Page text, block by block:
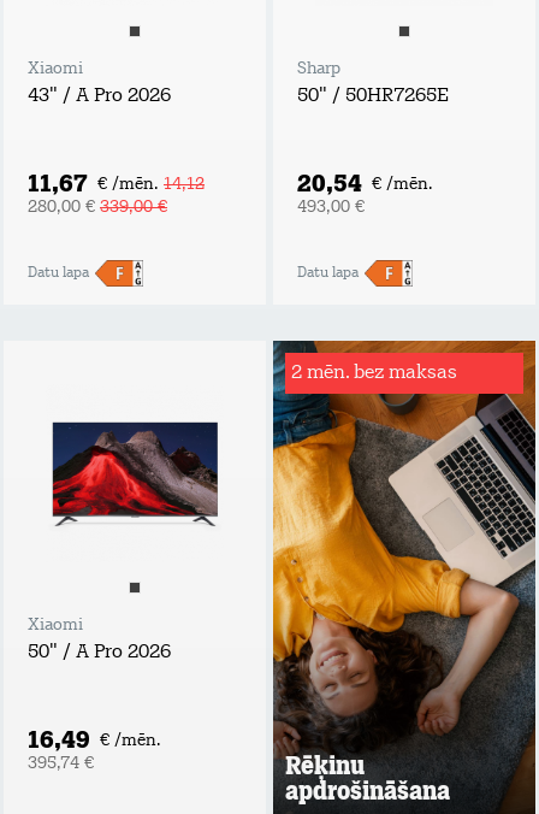
Xiaomi
43" / A Pro 2026
11,67 € /mēn. 14,12
280,00 € 339,00 €
Datu lapa
Sharp
50" / 50HR7265E
20,54 € /mēn.
493,00 €
Datu lapa
Xiaomi
50" / A Pro 2026
16,49 € /mēn.
395,74 €
2 mēn. bez maksas
Rēķinu
apdrošināšana
Rēķinu
apdrošināšana
Tavs atbalsta plecs
bezdarba vai
ilgstošas darba
nespējas gadījumā!
Apdrošināšanas
summa: rēķina
summas apmērs,
nepārsniedzot 60
EUR / mēn.;
Maksimālais
atlīdzības periods
līdz 6 mēnešiem;
Maksimālā
atlīdzības summa:
līdz 360 EUR.
Uzzināt vairāk